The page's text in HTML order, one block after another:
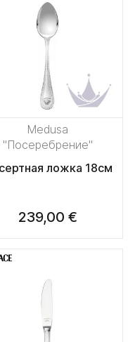
Medusa
"Посеребрение"
ложка 18см
239,00 €